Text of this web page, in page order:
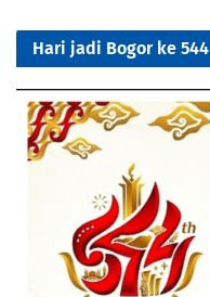
Hari jadi Bogor ke 544